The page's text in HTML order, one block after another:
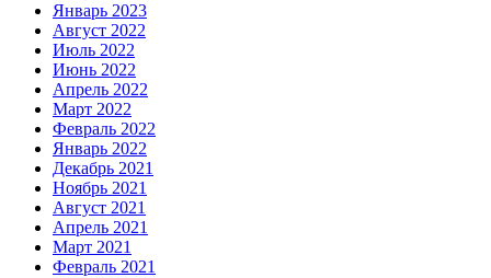
Январь 2023
Август 2022
Июль 2022
Июнь 2022
Апрель 2022
Март 2022
Февраль 2022
Январь 2022
Декабрь 2021
Ноябрь 2021
Август 2021
Апрель 2021
Март 2021
Февраль 2021